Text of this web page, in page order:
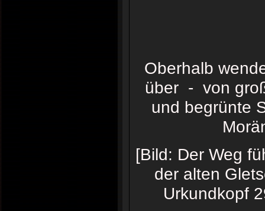
Oberhalb
über - von
und begrünte
[Bild: Der Weg
der alten
Urkundkopf